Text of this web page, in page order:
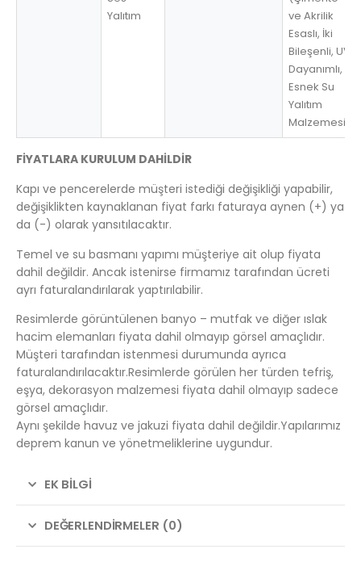
Yalıtım
ve Akrilik
Esaslı, İki
Bileşenli, UV
Dayanımlı,
Esnek Su
Yalıtım
Malzemesi)
FİYATLARA KURULUM DAHİLDİR
Kapı ve pencerelerde müşteri istediği değişikliği yapabilir,
değişiklikten kaynaklanan fiyat farkı faturaya aynen (+) ya
da (-) olarak yansıtılacaktır.
Temel ve su basmanı yapımı müşteriye ait olup fiyata
dahil değildir. Ancak istenirse firmamız tarafından ücreti
ayrı faturalandırılarak yaptırılabilir.
Resimlerde görüntülenen banyo – mutfak ve diğer ıslak
hacim elemanları fiyata dahil olmayıp görsel amaçlıdır.
Müşteri tarafından istenmesi durumunda ayrıca
faturalandırılacaktır.Resimlerde görülen her türden tefriş,
eşya, dekorasyon malzemesi fiyata dahil olmayıp sadece
görsel amaçlıdır.
Aynı şekilde havuz ve jakuzi fiyata dahil değildir.Yapılarımız
deprem kanun ve yönetmeliklerine uygundur.
EK BILGI
DEĞERLENDIRMELER (0)